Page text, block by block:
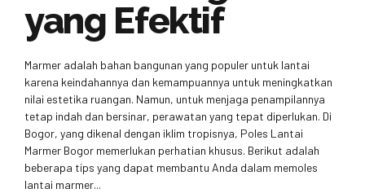
yang Efektif
Marmer adalah bahan bangunan yang populer untuk lantai
karena keindahannya dan kemampuannya untuk meningkatkan
nilai estetika ruangan. Namun, untuk menjaga penampilannya
tetap indah dan bersinar, perawatan yang tepat diperlukan. Di
Bogor, yang dikenal dengan iklim tropisnya, Poles Lantai
Marmer Bogor memerlukan perhatian khusus. Berikut adalah
beberapa tips yang dapat membantu Anda dalam memoles
lantai marmer...